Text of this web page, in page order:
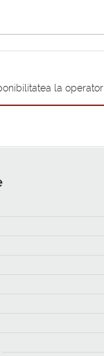
la operator